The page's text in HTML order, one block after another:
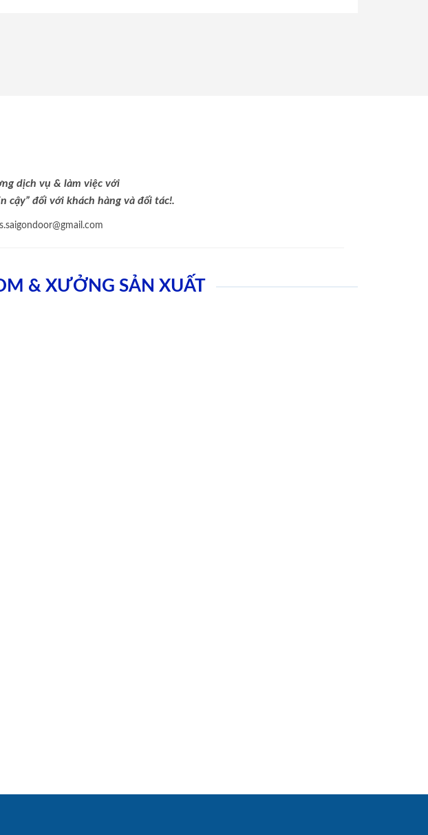
dịch vụ & làm việc với
cậy” đối với khách hàng và đối tác!.
& XƯỞNG SẢN XUẤT